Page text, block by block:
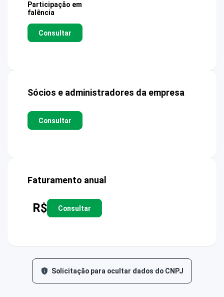
Participação em
falência
Consultar
Sócios e administradores da empresa
Consultar
Faturamento anual
R$ Consultar
Solicitação para ocultar dados do CNPJ